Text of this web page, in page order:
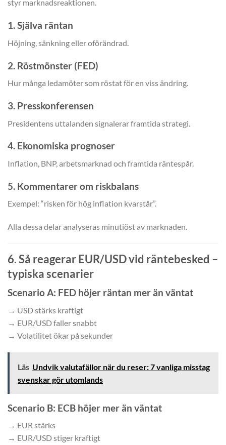
styr marknadsreaktionen.
1. Själva räntan
Höjning, sänkning eller oförändrad.
2. Röstmönster (FED)
Hur många ledamöter som röstat för en viss ändring.
3. Presskonferensen
Presidentens uttalanden signalerar framtida strategi.
4. Ekonomiska prognoser
Inflation, BNP, arbetsmarknad och framtida räntespår.
5. Kommentarer om riskbalans
Exempel: “risken för hög inflation kvarstår”.
Alla dessa delar analyseras minutiöst av marknaden.
6. Så reagerar EUR/USD vid räntebesked –
typiska scenarier
Scenario A: FED höjer räntan mer än väntat
→ USD stärks kraftigt
→ EUR/USD faller snabbt
→ Volatilitet ökar på sekunder
Läs Undvik valutafällor när du reser: 7 vanliga misstag
svenskar gör utomlands
Scenario B: ECB höjer mer än väntat
→ EUR stärks
→ EUR/USD stiger kraftigt